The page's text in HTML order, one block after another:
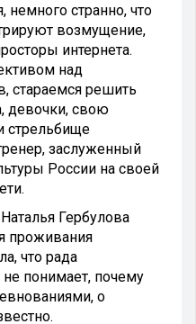
немного странно, что
возмущение,
интернета.
над
стараемся решить
девочки, свою
стрельбище
заслуженный
России на своей
Наталья Гербулова
проживания
что рада
понимает, почему
о